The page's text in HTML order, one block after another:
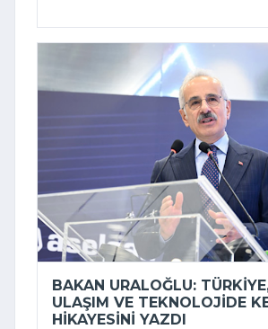
BAKAN URALOĞLU:
ULAŞIM VE TEKNOLOJIDE
HIKAYESINI YAZDI